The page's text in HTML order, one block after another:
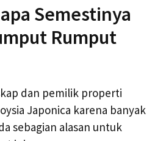
Semestinya
Rumput
dan pemilik properti
Japonica karena banyak
sebagian alasan untuk